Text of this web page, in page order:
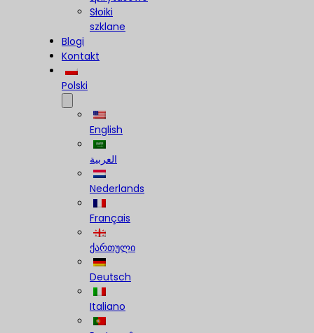
Słoiki
szklane
Blogi
Kontakt
Polski
English
العربية
Nederlands
Français
ქართული
Deutsch
Italiano